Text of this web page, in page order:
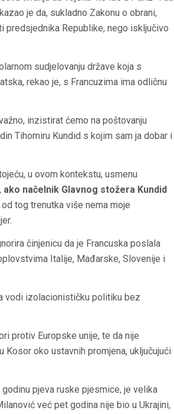
je da, sukladno Zakonu o obrani,
predsjednika Republike, nego isključivo
sudjelovanju države koja s
rekao je, s Francuzima ima odličnu
inzistirat ćemo na poštovanju
Tihomiru Kundid s kojim sam ja dobar i
u ovom kontekstu, usmenu
ako načelnik Glavnog stožera Kundid
tog trenutka više nema moje
činjenicu da je Francuska poslala
Italije, Mađarske, Slovenije i
vodi izolacionističku politiku bez
protiv Europske unije, te da nije
Kosor oko ustavnih promjena, uključujući
pjeva ruske pjesmice, je velika
već pet godina nije bio u Ukrajini,